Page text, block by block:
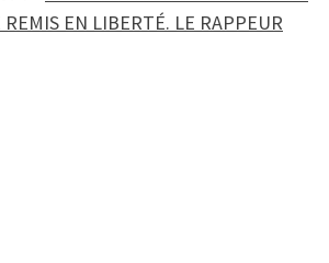
EN LIBERTÉ. LE RAPPEUR